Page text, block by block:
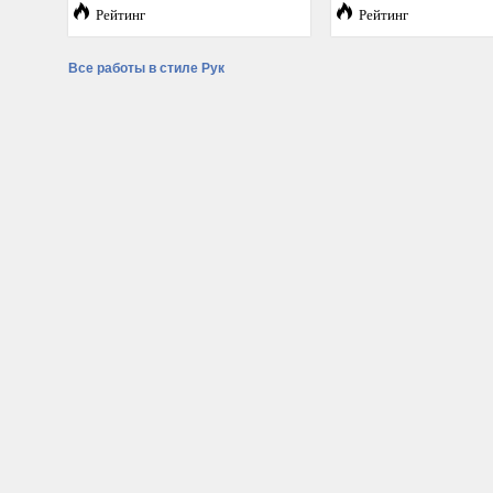
Рейтинг Рейтинг
Все работы в стиле Рук